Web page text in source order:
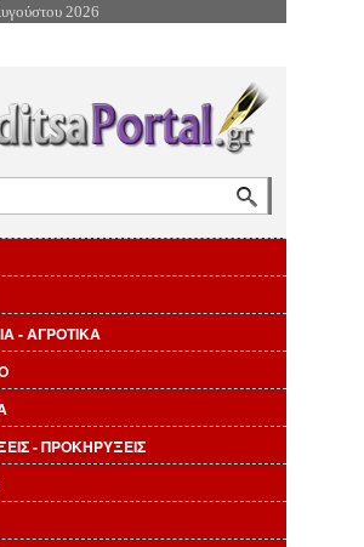
στην Πλοήγηση
2026
- ΑΓΡΟΤΙΚΑ
- ΠΡΟΚΗΡΥΞΕΙΣ